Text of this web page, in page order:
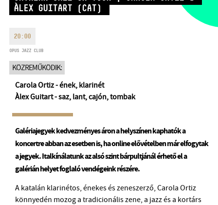
FAX
EMAIL
HÉTFŐ:09:00-18:00
BMC HÁZ
OPUS JAZZ CLUB
BMC RECORDS
ZENEI INFORMÁCIÓS KÖZPONT ÉS KÖNYVTÁR
ÀLEX GUITART (CAT)
20:00
OPUS JAZZ CLUB
KÖZREMŰKÖDIK:
Carola Ortiz - ének, klarinét
Àlex Guitart - saz, lant, cajón, tombak
Galériajegyek kedvezményes áron a helyszínen kaphatók a
koncertre abban az esetben is, ha online elővételben már elfogytak
a jegyek. Italkínálatunk az alsó szint bárpultjánál érhető el a
galérián helyet foglaló vendégeink részére.
A katalán klarinétos, énekes és zeneszerző, Carola Ortiz
könnyedén mozog a tradicionális zene, a jazz és a kortárs